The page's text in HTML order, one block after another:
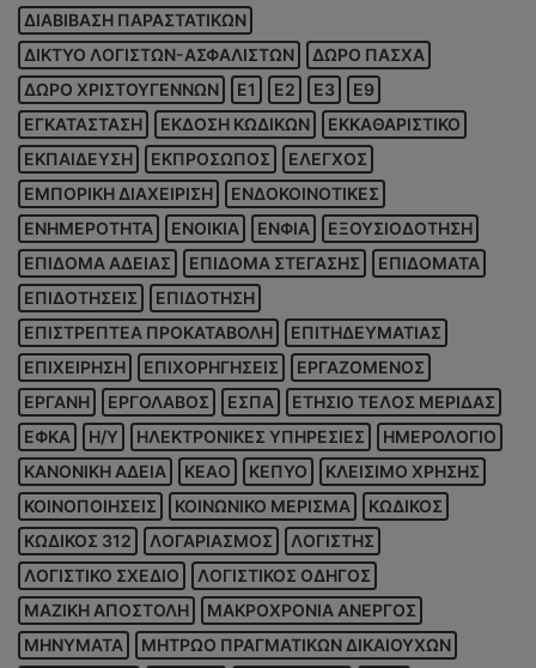
ΔΙΑΒΙΒΑΣΗ ΠΑΡΑΣΤΑΤΙΚΩΝ
ΔΙΚΤΥΟ ΛΟΓΙΣΤΩΝ-ΑΣΦΑΛΙΣΤΩΝ
ΔΩΡΟ ΠΑΣΧΑ
ΔΩΡΟ ΧΡΙΣΤΟΥΓΕΝΝΩΝ
Ε1 Ε2 Ε3
Ε9
ΕΓΚΑΤΑΣΤΑΣΗ
ΕΚΔΟΣΗ ΚΩΔΙΚΩΝ
ΕΚΚΑΘΑΡΙΣΤΙΚΟ
ΕΚΠΑΙΔΕΥΣΗ
ΕΚΠΡΟΣΩΠΟΣ
ΕΛΕΓΧΟΣ
ΕΜΠΟΡΙΚΗ ΔΙΑΧΕΙΡΙΣΗ
ΕΝΔΟΚΟΙΝΟΤΙΚΕΣ
ΕΝΗΜΕΡΟΤΗΤΑ
ΕΝΟΙΚΙΑ ΕΝΦΙΑ
ΕΞΟΥΣΙΟΔΟΤΗΣΗ
ΕΠΙΔΟΜΑ ΑΔΕΙΑΣ
ΕΠΙΔΟΜΑ ΣΤΕΓΑΣΗΣ
ΕΠΙΔΟΜΑΤΑ
ΕΠΙΔΟΤΗΣΕΙΣ
ΕΠΙΔΟΤΗΣΗ
ΕΠΙΣΤΡΕΠΤΕΑ ΠΡΟΚΑΤΑΒΟΛΗ
ΕΠΙΤΗΔΕΥΜΑΤΙΑΣ
ΕΠΙΧΕΙΡΗΣΗ
ΕΠΙΧΟΡΗΓΗΣΕΙΣ
ΕΡΓΑΖΟΜΕΝΟΣ
ΕΡΓΑΝΗ
ΕΡΓΟΛΑΒΟΣ ΕΣΠΑ
ΕΤΗΣΙΟ ΤΕΛΟΣ ΜΕΡΙΔΑΣ
ΕΦΚΑ
Η/Υ ΗΛΕΚΤΡΟΝΙΚΕΣ ΥΠΗΡΕΣΙΕΣ
ΗΜΕΡΟΛΟΓΙΟ
ΚΑΝΟΝΙΚΗ ΑΔΕΙΑ
ΚΕΑΟ ΚΕΠΥΟ
ΚΛΕΙΣΙΜΟ ΧΡΗΣΗΣ
ΚΟΙΝΟΠΟΙΗΣΕΙΣ
ΚΟΙΝΩΝΙΚΟ ΜΕΡΙΣΜΑ
ΚΩΔΙΚΟΣ
ΚΩΔΙΚΟΣ 312
ΛΟΓΑΡΙΑΣΜΟΣ
ΛΟΓΙΣΤΗΣ
ΛΟΓΙΣΤΙΚΟ ΣΧΕΔΙΟ
ΛΟΓΙΣΤΙΚΟΣ ΟΔΗΓΟΣ
ΜΑΖΙΚΗ ΑΠΟΣΤΟΛΗ
ΜΑΚΡΟΧΡΟΝΙΑ ΑΝΕΡΓΟΣ
ΜΗΝΥΜΑΤΑ
ΜΗΤΡΩΟ ΠΡΑΓΜΑΤΙΚΩΝ ΔΙΚΑΙΟΥΧΩΝ